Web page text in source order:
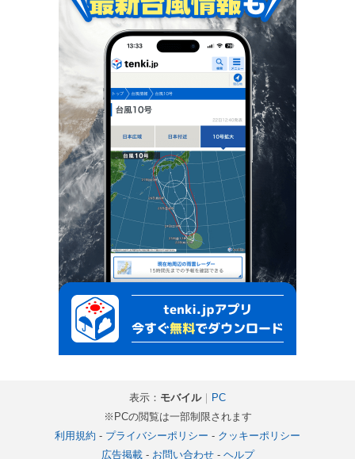
表示： モバイル｜ PC
※PCの閲覧は一部制限されます
利用規約 - プライバシーポリシー - クッキーポリシー
広告掲載- お問い合わせ- ヘルプ